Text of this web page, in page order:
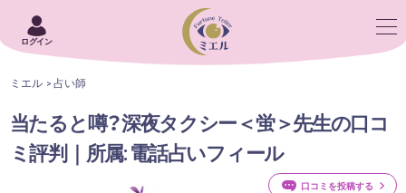
ログイン
ミエル 占い師
当たると噂？深夜タクシー＜蛍＞先生の口コ
ミ評判｜所属: 電話占いフィール
口コミを投稿する